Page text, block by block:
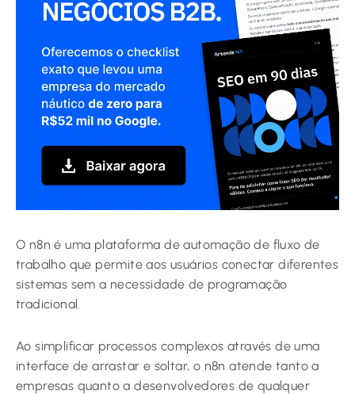
O n8n é uma plataforma de automação de fluxo de
trabalho que permite aos usuários conectar diferentes
sistemas sem a necessidade de programação
tradicional.
Ao simplificar processos complexos através de uma
interface de arrastar e soltar, o n8n atende tanto a
empresas quanto a desenvolvedores de qualquer